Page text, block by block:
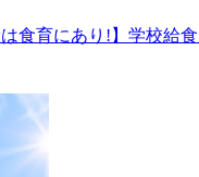
は食育にあり!】学校給